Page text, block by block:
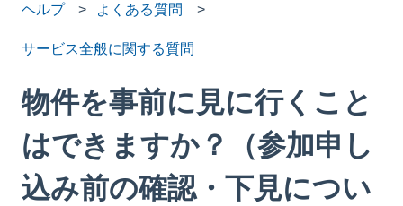
ヘルプ よくある質問
サービス全般に関する質問
物件を事前に見に行くこと
はできますか？（参加申し
込み前の確認・下見につい